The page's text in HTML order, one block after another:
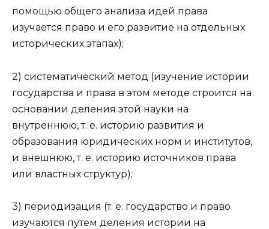
помощью общего анализа идей права
изучается право и его развитие на отдельных
исторических этапах);
2) систематический метод (изучение истории
государства и права в этом методе строится на
основании деления этой науки на
внутреннюю, т. е. историю развития и
образования юридических норм и институтов,
и внешнюю, т. е. историю источников права
или властных структур);
3) периодизация (т. е. государство и право
изучаются путем деления истории на